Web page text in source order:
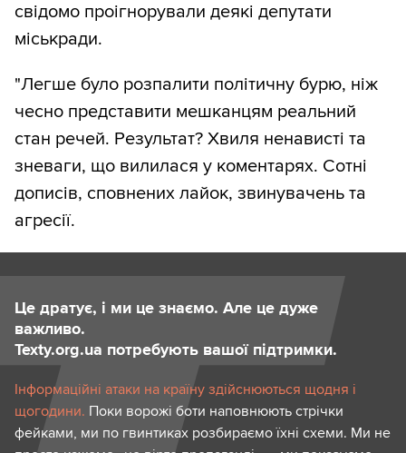
свідомо проігнорували деякі депутати
міськради.
"Легше було розпалити політичну бурю, ніж
чесно представити мешканцям реальний
стан речей. Результат? Хвиля ненависті та
зневаги, що вилилася у коментарях. Сотні
дописів, сповнених лайок, звинувачень та
агресії.
Це дратує, і ми це знаємо. Але це дуже
важливо.
Texty.org.ua потребують вашої підтримки.
Інформаційні атаки на країну здійснюються щодня і
щогодини. Поки ворожі боти наповнюють стрічки
фейками, ми по гвинтиках розбираємо їхні схеми. Ми не